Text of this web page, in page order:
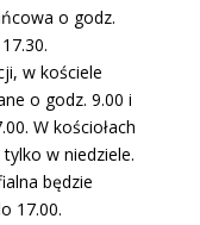
o godz.
w kościele
o godz. 9.00 i
W kościołach
w niedziele.
będzie
17.00.